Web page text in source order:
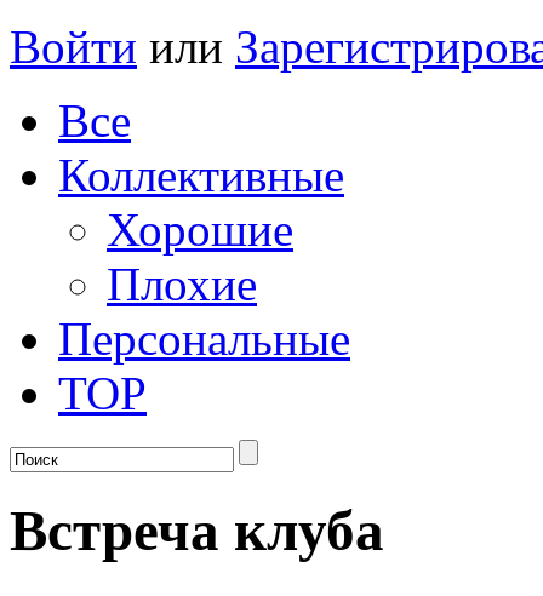
Войти или
Все
Коллективные
Хорошие
Плохие
Персональные
TOP
Встреча клуба